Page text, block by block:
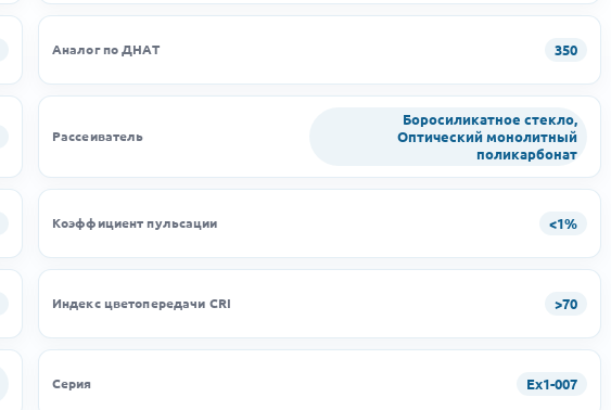
Аналог по ДНАТ 350
Рассеиватель
Боросиликатное стекло,
Оптический монолитный
поликарбонат
Коэффициент пульсации <1%
Индекс цветопередачи CRI >70
Серия Ex1-007